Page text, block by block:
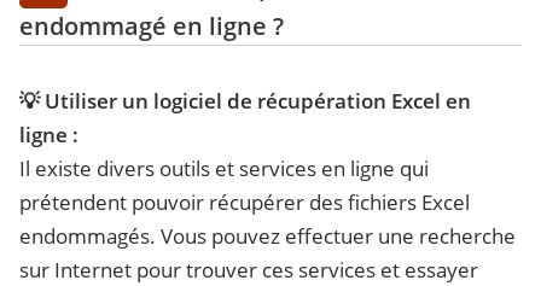
endommagé en ligne ?
💡 Utiliser un logiciel de récupération Excel en
ligne :
Il existe divers outils et services en ligne qui
prétendent pouvoir récupérer des fichiers Excel
endommagés. Vous pouvez effectuer une recherche
sur Internet pour trouver ces services et essayer